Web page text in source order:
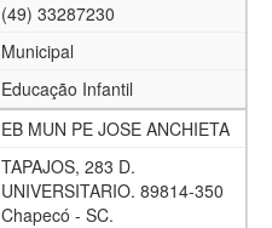
(49) 33287230
Municipal
Educação Infantil
EB MUN PE JOSE ANCHIETA
TAPAJOS, 283 D.
UNIVERSITARIO. 89814-350
Chapecó - SC.